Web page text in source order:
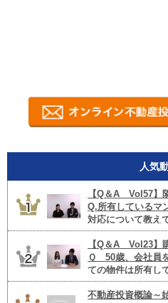
人気
Q.所有しているマ
対応について教え
横の住人がタバコ
う内容です。
Ｑ 50歳、会社員
ての物件は所有し
不動産投資概論～